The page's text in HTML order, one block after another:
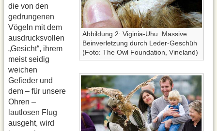
Abbildung 2: Viginia-Uhu. Massive
Beinverletzung durch Leder-Geschüh
(Foto: The Owl Foundation, Vineland)
die von den
gedrungenen
Vögeln mit dem
ausdrucksvollen
„Gesicht“, ihrem
meist seidig
weichen
Gefieder und
dem – für unsere
Ohren –
lautlosen Flug
ausgeht, wird